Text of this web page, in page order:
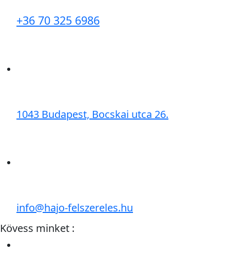
+36 70 325 6986
1043 Budapest, Bocskai utca 26.
info@hajo-felszereles.hu
Kövess minket :